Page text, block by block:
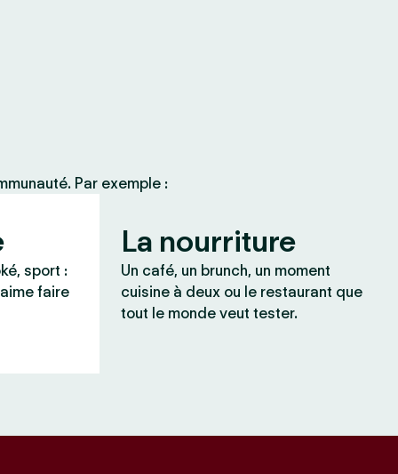
Par exemple :
sport :
faire
La nourriture
Un café, un brunch, un moment
cuisine à deux ou le restaurant que
tout le monde veut tester.